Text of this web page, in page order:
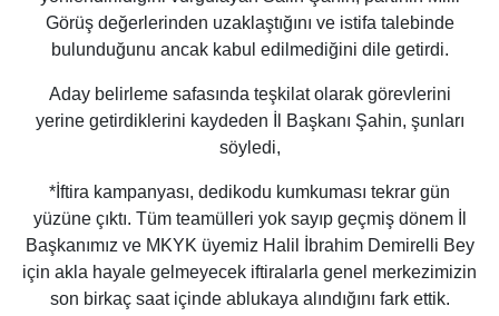
Görüş değerlerinden uzaklaştığını ve istifa talebinde
bulunduğunu ancak kabul edilmediğini dile getirdi.
Aday belirleme safasında teşkilat olarak görevlerini
yerine getirdiklerini kaydeden İl Başkanı Şahin, şunları
söyledi,
*İftira kampanyası, dedikodu kumkuması tekrar gün
yüzüne çıktı. Tüm teamülleri yok sayıp geçmiş dönem İl
Başkanımız ve MKYK üyemiz Halil İbrahim Demirelli Bey
için akla hayale gelmeyecek iftiralarla genel merkezimizin
son birkaç saat içinde ablukaya alındığını fark ettik.